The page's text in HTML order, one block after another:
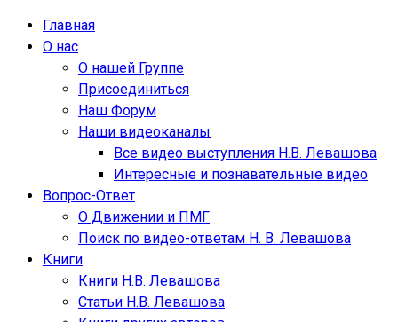
Главная
О нас
О нашей Группе
Присоединиться
Наш Форум
Наши видеоканалы
Все видео выступления Н.В. Левашова
Интересные и познавательные видео
Вопрос-Ответ
О Движении и ПМГ
Поиск по видео-ответам Н. В. Левашова
Книги
Книги Н.В. Левашова
Статьи Н.В. Левашова